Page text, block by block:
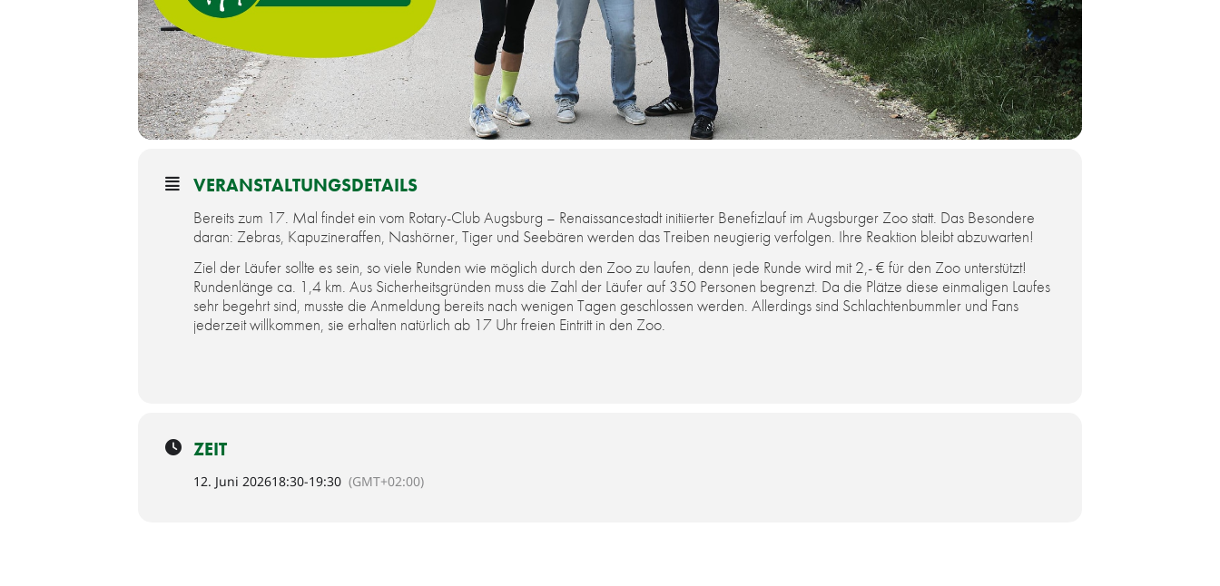
VERANSTALTUNGSDETAILS
Be­reits zum 17. Mal fin­det ein vom Ro­ta­ry-Club Augs­burg – Re­nais­sance­stadt in­iti­ier­ter Be­ne­fiz­lauf im Augs­bur­ger Zoo statt. Das Be­son­de­re
dar­an: Ze­bras, Ka­pu­zi­ner­af­fen, Nas­hör­ner, Ti­ger und See­bä­ren wer­den das Trei­ben neu­gie­rig ver­fol­gen. Ihre Re­ak­ti­on bleibt ab­zu­war­ten!
Ziel der Läu­fer soll­te es sein, so vie­le Run­den wie mög­lich durch den Zoo zu lau­fen, denn jede Run­de wird mit 2,- € für den Zoo un­ter­stützt!
Run­den­län­ge ca. 1,4 km. Aus Si­cher­heits­grün­den muss die Zahl der Läu­fer auf 350 Per­so­nen be­grenzt. Da die Plätze diese einmaligen Laufes
sehr begehrt sind, musste die Anmeldung bereits nach wenigen Tagen geschlossen werden. Allerdings sind Schlachtenbummler und Fans
jederzeit willkommen, sie erhalten natürlich ab 17 Uhr freien Eintritt in den Zoo.
ZEIT
12. Juni 202618:30-19:30 (GMT+02:00)